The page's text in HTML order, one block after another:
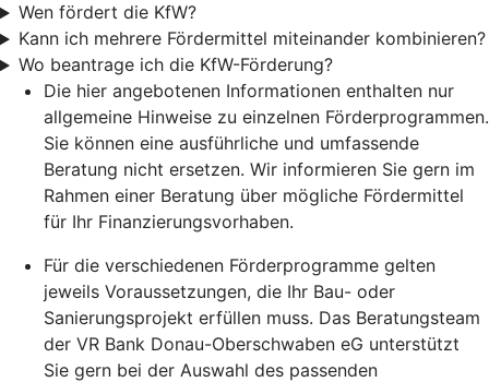
Wen fördert die KfW?
Kann ich mehrere Fördermittel miteinander kombinieren?
Wo beantrage ich die KfW-Förderung?
Die hier angebotenen Informationen enthalten nur
allgemeine Hinweise zu einzelnen Förderprogrammen.
Sie können eine ausführliche und umfassende
Beratung nicht ersetzen. Wir informieren Sie gern im
Rahmen einer Beratung über mögliche Fördermittel
für Ihr Finanzierungsvorhaben.
Für die verschiedenen Förderprogramme gelten
jeweils Voraussetzungen, die Ihr Bau- oder
Sanierungsprojekt erfüllen muss. Das Beratungsteam
der VR Bank Donau-Oberschwaben eG unterstützt
Sie gern bei der Auswahl des passenden